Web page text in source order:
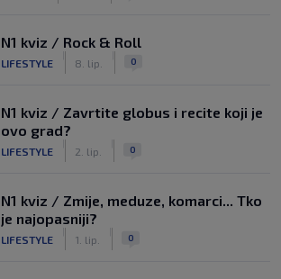
N1 kviz / Rock & Roll
LIFESTYLE 8. lip. 0
N1 kviz / Zavrtite globus i recite koji je
ovo grad?
LIFESTYLE 2. lip. 0
N1 kviz / Zmije, meduze, komarci... Tko
je najopasniji?
LIFESTYLE 1. lip. 0